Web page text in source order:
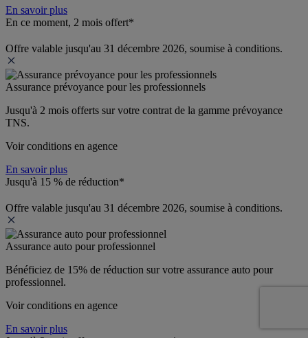
En savoir plus
En ce moment, 2 mois offert*
Offre valable jusqu'au 31 décembre 2026, soumise à conditions.
Assurance prévoyance pour les professionnels
Jusqu'à 2 mois offerts sur votre contrat de la gamme prévoyance
TNS.
Voir conditions en agence
En savoir plus
Jusqu'à 15 % de réduction*
Offre valable jusqu'au 31 décembre 2026, soumise à conditions.
Assurance auto pour professionnel
Bénéficiez de 15% de réduction sur votre assurance auto pour
professionnel.
Voir conditions en agence
En savoir plus